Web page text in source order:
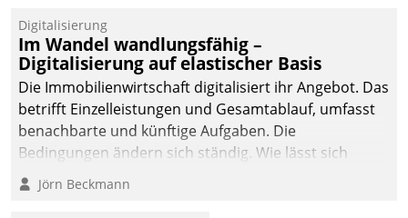
Digitalisierung
Im Wandel wandlungsfähig –
Digitalisierung auf elastischer Basis
Die Immobilienwirtschaft digitalisiert ihr Angebot. Das
betrifft Einzelleistungen und Gesamtablauf, umfasst
benachbarte und künftige Aufgaben. Die
Bedingungen ändern sich ständig. Wie lässt sich
technisch die Kontrolle wahren und zugleich Freiraum
fürs Wachsen öffnen?
Jörn Beckmann